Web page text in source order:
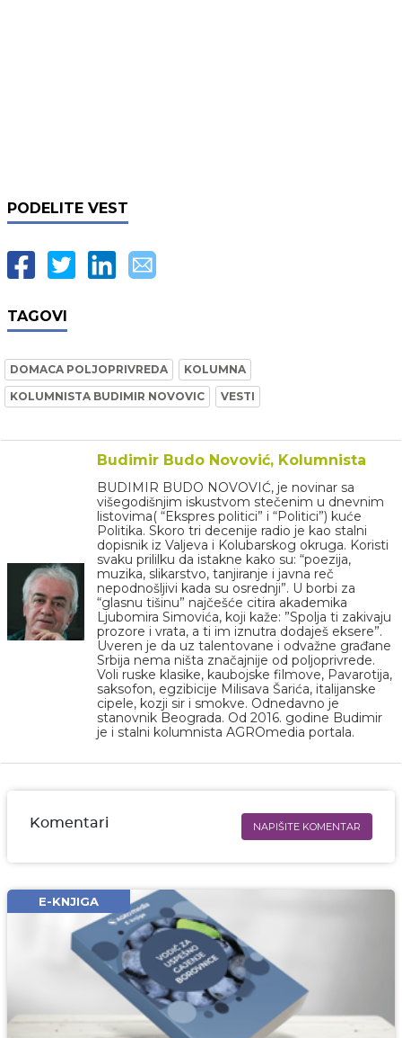
PODELITE VEST
TAGOVI
DOMACA POLJOPRIVREDA
KOLUMNA
KOLUMNISTA BUDIMIR NOVOVIC
VESTI
Budimir Budo Novović, Kolumnista
BUDIMIR BUDO NOVOVIĆ, je novinar sa
višegodišnjim iskustvom stečenim u dnevnim
listovima( “Ekspres politici” i “Politici”) kuće
Politika. Skoro tri decenije radio je kao stalni
dopisnik iz Valjeva i Kolubarskog okruga. Koristi
svaku prililku da istakne kako su: “poezija,
muzika, slikarstvo, tanjiranje i javna reč
nepodnošljivi kada su osrednji”. U borbi za
“glasnu tišinu” najčešće citira akademika
Ljubomira Simovića, koji kaže: ”Spolja ti zakivaju
prozore i vrata, a ti im iznutra dodaješ eksere”.
Uveren je da uz talentovane i odvažne građane
Srbija nema ništa značajnije od poljoprivrede.
Voli ruske klasike, kaubojske filmove, Pavarotija,
saksofon, egzibicije Milisava Šarića, italijanske
cipele, kozji sir i smokve. Odnedavno je
stanovnik Beograda. Od 2016. godine Budimir
je i stalni kolumnista AGROmedia portala.
Komentari NAPIŠITE KOMENTAR
Email* obavezno
Komentar* obavezno
E-KNJIGA